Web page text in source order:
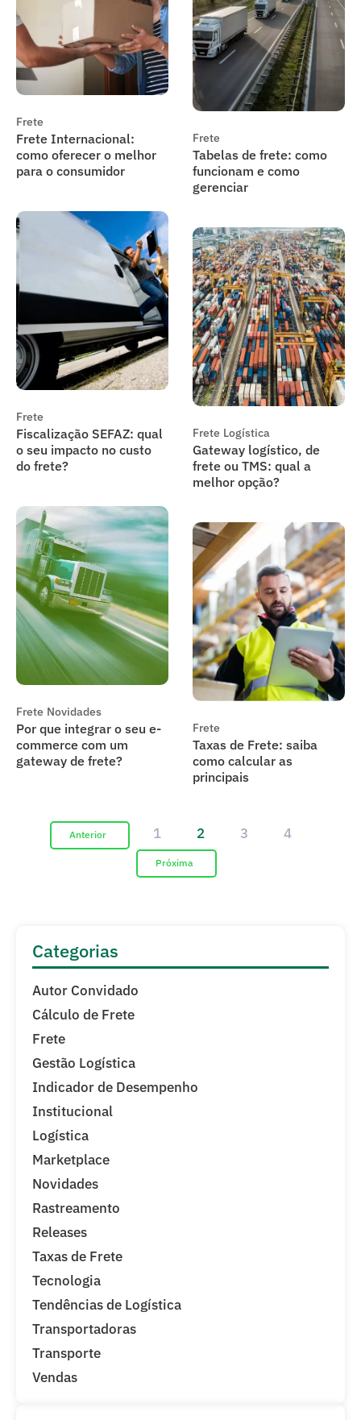
Frete
Frete Internacional:
como oferecer o melhor
para o consumidor
Frete
Tabelas de frete: como
funcionam e como
gerenciar
Frete
Fiscalização SEFAZ: qual
o seu impacto no custo
do frete?
Frete Logística
Gateway logístico, de
frete ou TMS: qual a
melhor opção?
Frete Novidades
Por que integrar o seu e-
commerce com um
gateway de frete?
Frete
Taxas de Frete: saiba
como calcular as
principais
1 2 3 4
Categorias
Autor Convidado
Cálculo de Frete
Frete
Gestão Logística
Indicador de Desempenho
Institucional
Logística
Marketplace
Novidades
Rastreamento
Releases
Taxas de Frete
Tecnologia
Tendências de Logística
Transportadoras
Transporte
Vendas